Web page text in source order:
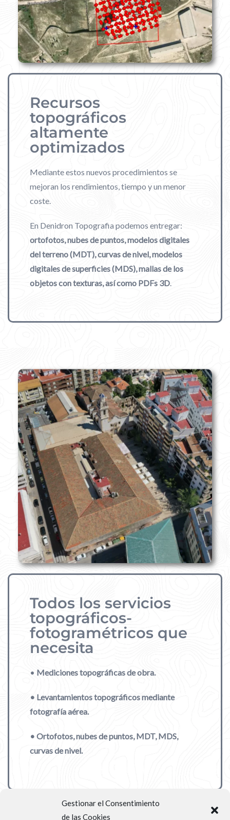
Gestionar el Consentimiento
de las Cookies
Recursos
topográficos
altamente
optimizados
Mediante estos nuevos procedimientos se
mejoran los rendimientos, tiempo y un menor
coste.
En Denidron Topografia podemos entregar:
ortofotos, nubes de puntos, modelos digitales
del terreno (MDT), curvas de nivel, modelos
digitales de superficies (MDS), mallas de los
objetos con texturas, así como PDFs 3D.
Todos los servicios
topográficos-
fotogramétricos que
necesita
• Mediciones topográficas de obra.
• Levantamientos topográficos mediante
fotografía aérea.
• Ortofotos, nubes de puntos, MDT, MDS,
curvas de nivel.